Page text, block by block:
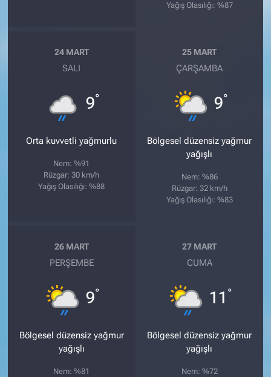
Yağış Olasılığı: %87
24 MART
SALI
9°
Orta kuvvetli yağmurlu
Nem: %91
Rüzgar: 30 km/h
Yağış Olasılığı: %88
25 MART
ÇARŞAMBA
9°
Bölgesel düzensiz yağmur
yağışlı
Nem: %86
Rüzgar: 32 km/h
Yağış Olasılığı: %83
26 MART
PERŞEMBE
9°
Bölgesel düzensiz yağmur
yağışlı
Nem: %81
27 MART
CUMA
11 °
Bölgesel düzensiz yağmur
yağışlı
Nem: %72